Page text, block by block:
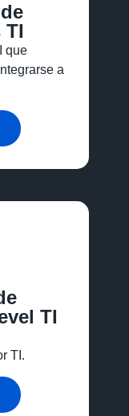
TI
que
a
TI
TI.